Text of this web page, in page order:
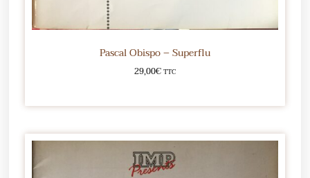
Pascal Obispo – Superflu
29,00€TTC